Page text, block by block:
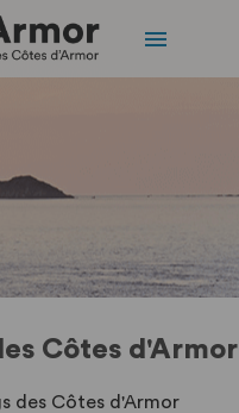
Côtes d'Armor
des Côtes d'Armor